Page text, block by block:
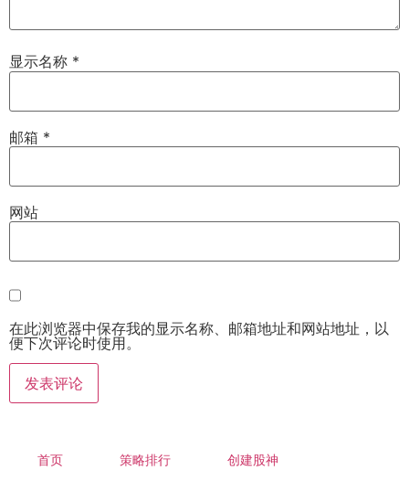
显示名称 *
邮箱 *
网站
在此浏览器中保存我的显示名称、邮箱地址和网站地址，以
便下次评论时使用。
首页 策略排行 创建股神